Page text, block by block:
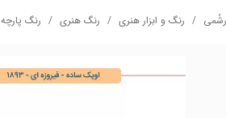
رنگ و ابزار هنری رنگ هنری رنگ پارچه